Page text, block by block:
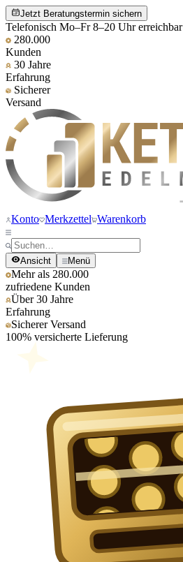
Jetzt Beratungstermin sichern
Telefonisch Mo–Fr 8–20 Uhr erreichbar
280.000
Kunden
30 Jahre
Erfahrung
Sicherer
Versand
Konto Merkzettel Warenkorb
Ansicht Menü
Mehr als 280.000
zufriedene Kunden
Über 30 Jahre
Erfahrung
Sicherer Versand
100% versicherte Lieferung